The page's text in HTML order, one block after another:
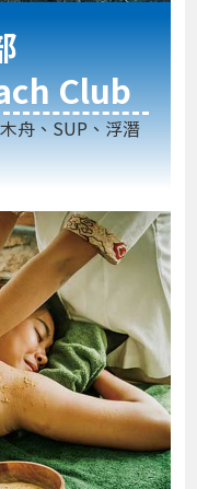
Club
舟、SUP、浮潛